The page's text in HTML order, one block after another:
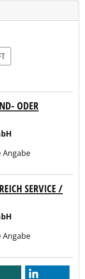
ODER
Angabe
SERVICE /
Angabe